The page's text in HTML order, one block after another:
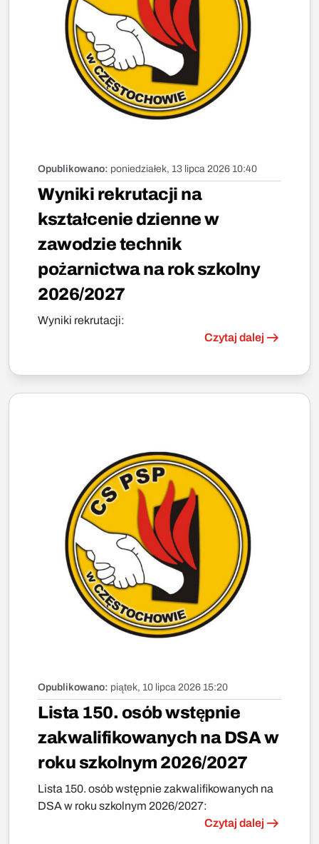
Opublikowano: poniedziałek, 13 lipca 2026 10:40
Wyniki rekrutacji na
kształcenie dzienne w
zawodzie technik
pożarnictwa na rok szkolny
2026/2027
Wyniki rekrutacji:
Czytaj dalej
Opublikowano: piątek, 10 lipca 2026 15:20
Lista 150. osób wstępnie
zakwalifikowanych na DSA w
roku szkolnym 2026/2027
Lista 150. osób wstępnie zakwalifikowanych na
DSA w roku szkolnym 2026/2027:
Czytaj dalej